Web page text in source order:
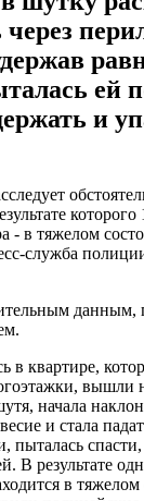
ей
и
- в тяжелом
служба
данным,
в квартире,
вышли
начала
и стала
пыталась
В результате
в